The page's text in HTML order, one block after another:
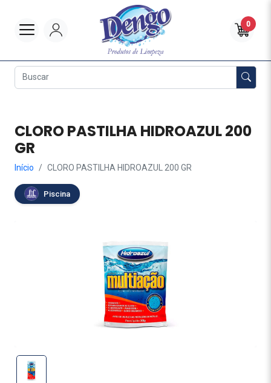
0
CLORO PASTILHA HIDROAZUL 200
GR
Início CLORO PASTILHA HIDROAZUL 200 GR
Piscina